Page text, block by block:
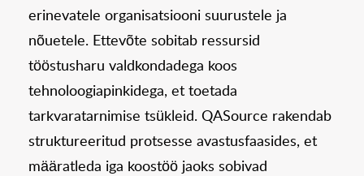
erinevatele organisatsiooni suurustele ja
nõuetele. Ettevõte sobitab ressursid
tööstusharu valdkondadega koos
tehnoloogiapinkidega, et toetada
tarkvaratarnimise tsükleid. QASource rakendab
struktureeritud protsesse avastusfaasides, et
määratleda iga koostöö jaoks sobivad